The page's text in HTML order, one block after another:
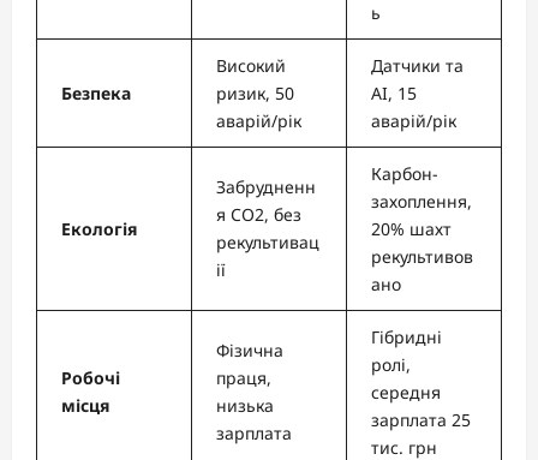
ь
Безпека
Високий
ризик, 50
аварій/рік
Датчики та
AI, 15
аварій/рік
Екологія
Забрудненн
я CO2, без
рекультивац
ії
Карбон-
захоплення,
20% шахт
рекультивов
ано
Робочі
місця
Фізична
праця,
низька
зарплата
Гібридні
ролі,
середня
зарплата 25
тис. грн